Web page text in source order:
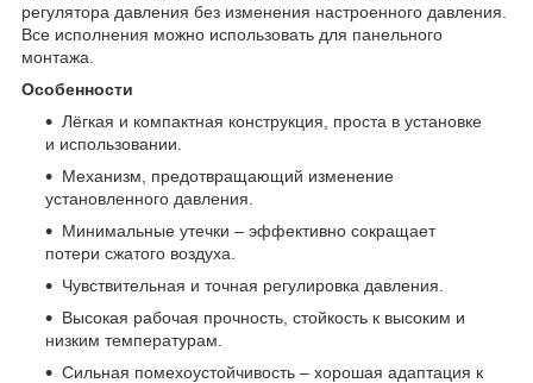
регулятора давления без изменения настроенного давления.
Все исполнения можно использовать для панельного
монтажа.
Особенности
Лёгкая и компактная конструкция, проста в установке
и использовании.
Механизм, предотвращающий изменение
установленного давления.
Минимальные утечки – эффективно сокращает
потери сжатого воздуха.
Чувствительная и точная регулировка давления.
Высокая рабочая прочность, стойкость к высоким и
низким температурам.
Сильная помехоустойчивость – хорошая адаптация к